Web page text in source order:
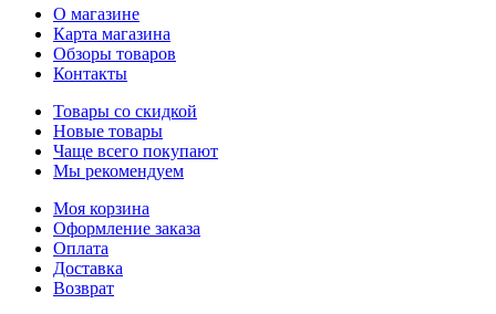
О магазине
Карта магазина
Обзоры товаров
Контакты
Товары со скидкой
Новые товары
Чаще всего покупают
Мы рекомендуем
Моя корзина
Оформление заказа
Оплата
Доставка
Возврат